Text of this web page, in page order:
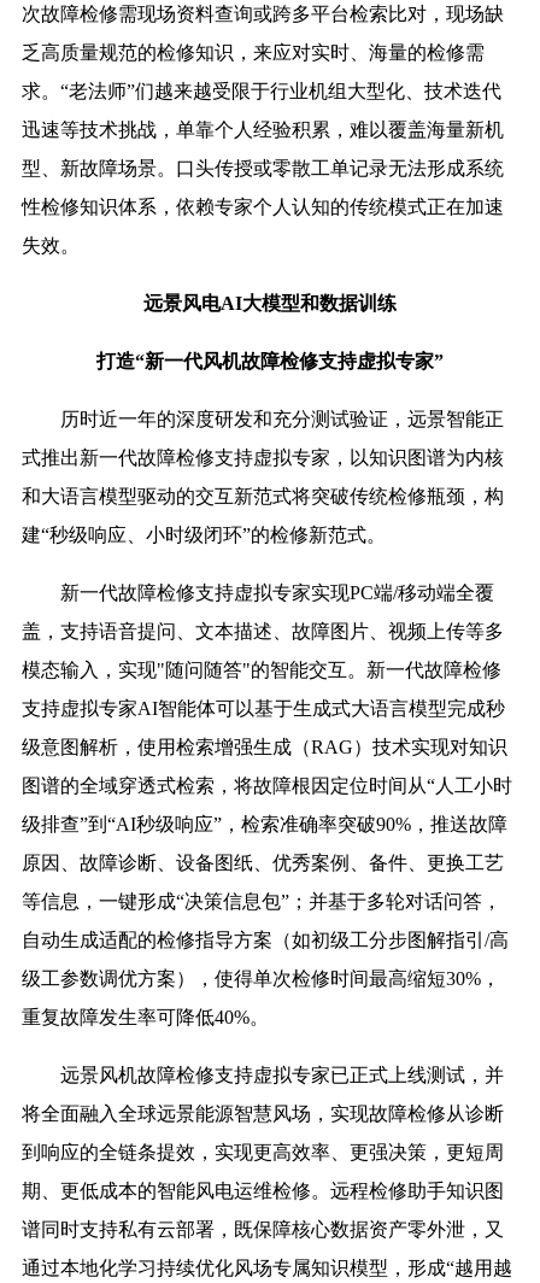
次故障检修需现场资料查询或跨多平台检索比对，现场缺
乏高质量规范的检修知识，来应对实时、海量的检修需
求。“老法师”们越来越受限于行业机组大型化、技术迭代
迅速等技术挑战，单靠个人经验积累，难以覆盖海量新机
型、新故障场景。口头传授或零散工单记录无法形成系统
性检修知识体系，依赖专家个人认知的传统模式正在加速
失效。
远景风电AI大模型和数据训练
打造“新一代风机故障检修支持虚拟专家”
历时近一年的深度研发和充分测试验证，远景智能正
式推出新一代故障检修支持虚拟专家，以知识图谱为内核
和大语言模型驱动的交互新范式将突破传统检修瓶颈，构
建“秒级响应、小时级闭环”的检修新范式。
新一代故障检修支持虚拟专家实现PC端/移动端全覆
盖，支持语音提问、文本描述、故障图片、视频上传等多
模态输入，实现"随问随答"的智能交互。新一代故障检修
支持虚拟专家AI智能体可以基于生成式大语言模型完成秒
级意图解析，使用检索增强生成（RAG）技术实现对知识
图谱的全域穿透式检索，将故障根因定位时间从“人工小时
级排查”到“AI秒级响应”，检索准确率突破90%，推送故障
原因、故障诊断、设备图纸、优秀案例、备件、更换工艺
等信息，一键形成“决策信息包”；并基于多轮对话问答，
自动生成适配的检修指导方案（如初级工分步图解指引/高
级工参数调优方案），使得单次检修时间最高缩短30%，
重复故障发生率可降低40%。
远景风机故障检修支持虚拟专家已正式上线测试，并
将全面融入全球远景能源智慧风场，实现故障检修从诊断
到响应的全链条提效，实现更高效率、更强决策，更短周
期、更低成本的智能风电运维检修。远程检修助手知识图
谱同时支持私有云部署，既保障核心数据资产零外泄，又
通过本地化学习持续优化风场专属知识模型，形成“越用越